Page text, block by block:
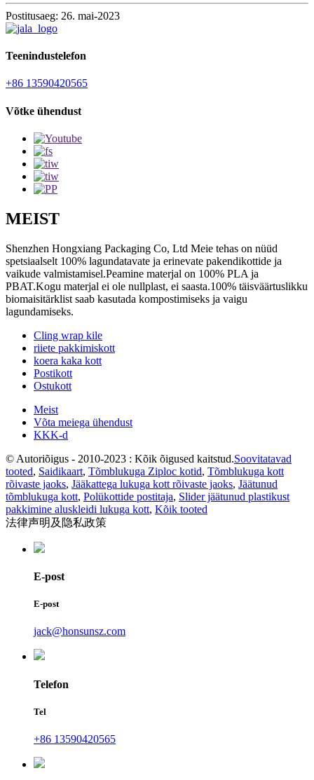
Postitusaeg: 26. mai-2023
Teenindustelefon
+86 13590420565
Võtke ühendust
MEIST
Shenzhen Hongxiang Packaging Co, Ltd Meie tehas on nüüd
spetsiaalselt 100% lagundatavate ja erinevate pakendikottide ja
vaikude valmistamisel.Peamine materjal on 100% PLA ja
PBAT.Kogu materjal ei ole nullplast, ei saasta.100% täisväärtuslikku
biomaisitärklist saab kasutada kompostimiseks ja vaigu
lagundamiseks.
Cling wrap kile
riiete pakkimiskott
koera kaka kott
Postikott
Ostukott
Meist
Võta meiega ühendust
KKK-d
© Autoriõigus - 2010-2023 : Kõik õigused kaitstud.Soovitatavad
tooted, Saidikaart, Tõmblukuga Ziploc kotid, Tõmblukuga kott
rõivaste jaoks, Jääkattega lukuga kott rõivaste jaoks, Jäätunud
tõmblukuga kott, Polükottide postitaja, Slider jäätunud plastikust
pakkimine aluskleidi lukuga kott, Kõik tooted
法律声明及隐私政策
E-post
E-post
jack@honsunsz.com
Telefon
Tel
+86 13590420565